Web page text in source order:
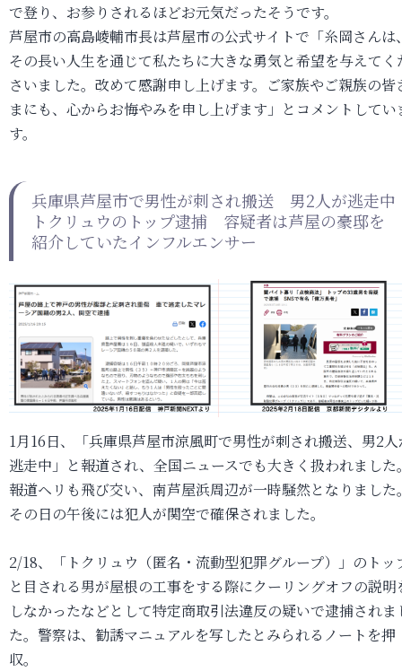
で登り、お参りされるほどお元気だったそうです。
芦屋市の高島崚輔市長は芦屋市の公式サイトで「糸岡さんは
その長い人生を通じて私たちに大きな勇気と希望を与えてく
さいました。改めて感謝申し上げます。ご家族やご親族の皆
まにも、心からお悔やみを申し上げます」とコメントしてい
す。
兵庫県芦屋市で男性が刺され搬送 男2人が逃走中
トクリュウのトップ逮捕 容疑者は芦屋の豪邸を
紹介していたインフルエンサー
1月16日、「兵庫県芦屋市涼風町で男性が刺され搬送、男2
逃走中」と報道され、全国ニュースでも大きく扱われました
報道ヘリも飛び交い、南芦屋浜周辺が一時騒然となりました
その日の午後には犯人が関空で確保されました。
2/18、「トクリュウ（匿名・流動型犯罪グループ）」のトッ
と目される男が屋根の工事をする際にクーリングオフの説明
しなかったなどとして特定商取引法違反の疑いで逮捕されま
た。警察は、勧誘マニュアルを写したとみられるノートを押
収。